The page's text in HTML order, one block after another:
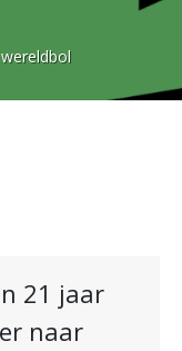
21 jaar
naar